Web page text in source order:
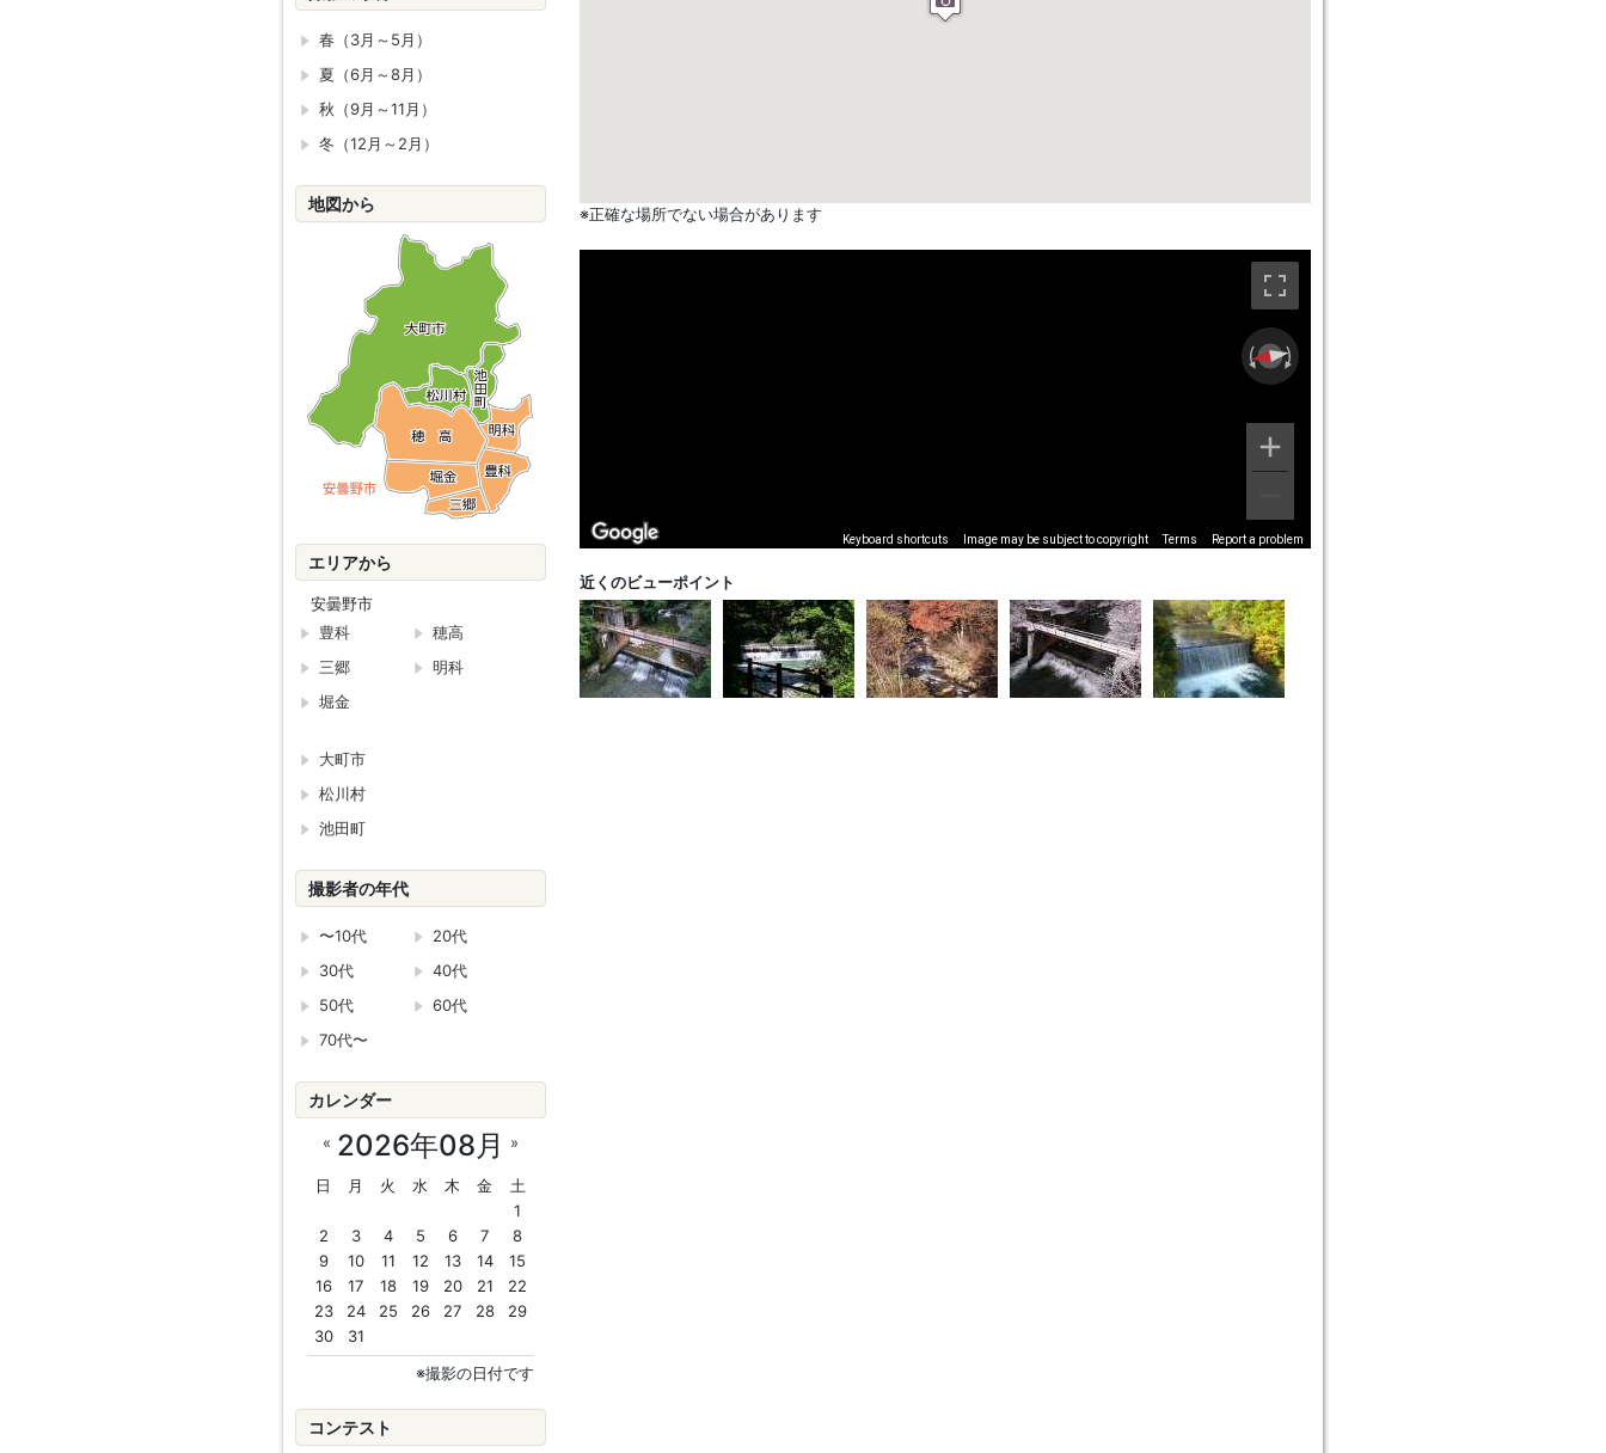
※正確な場所でない場合があります
Keyboard shortcuts Image may be subject to copyright Terms Report a problem
近くのビューポイント
春（3月～5月）
夏（6月～8月）
秋（9月～11月）
冬（12月～2月）
地図から
エリアから
安曇野市
豊科
穂高
三郷
明科
堀金
大町市
松川村
池田町
撮影者の年代
〜10代
20代
30代
40代
50代
60代
70代〜
カレンダー
2026年08月
« »
日 月 火 水 木 金
土
1
2
3 4 5 6 7
8
9
10 11 12 13 14
15
16
17 18 19 20 21
22
23
24 25 26 27 28
29
30
31
※撮影の日付です
コンテスト